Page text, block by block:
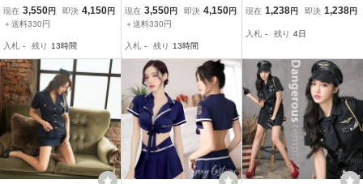
a Mu コスプレ ポリス 衣
装 ミニスカポリス コスチ
現在 3,550円 即決 4,150円
＋送料330円
入札 - 残り 13時間
a Mu コスプレ コスチュ
ーム レディース ポリス
シー 黒S
現在 3,550円 即決 4,150円
＋送料330円
入札 - 残り 13時間
9帽子付 婦人警官コスプ
セット コスチューム スチ
レースクウィーン
現在 1,238円 即決 1,238円
入札 - 残り 4日